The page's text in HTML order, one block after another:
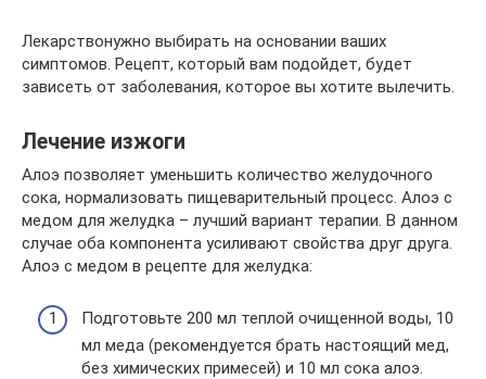
Лекарствонужно выбирать на основании ваших
симптомов. Рецепт, который вам подойдет, будет
зависеть от заболевания, которое вы хотите вылечить.
Лечение изжоги
Алоэ позволяет уменьшить количество желудочного
сока, нормализовать пищеварительный процесс. Алоэ с
медом для желудка – лучший вариант терапии. В данном
случае оба компонента усиливают свойства друг друга.
Алоэ с медом в рецепте для желудка:
Подготовьте 200 мл теплой очищенной воды, 10
мл меда (рекомендуется брать настоящий мед,
без химических примесей) и 10 мл сока алоэ.